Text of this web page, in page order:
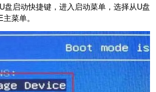
U盘启动快捷键，进入启动菜单，选择从U盘
主菜单。